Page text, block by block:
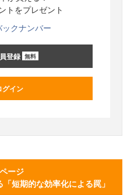
トをプレゼント
ックナンバー
登録 無料
グイン
ージ
短期的な効率化による罠」